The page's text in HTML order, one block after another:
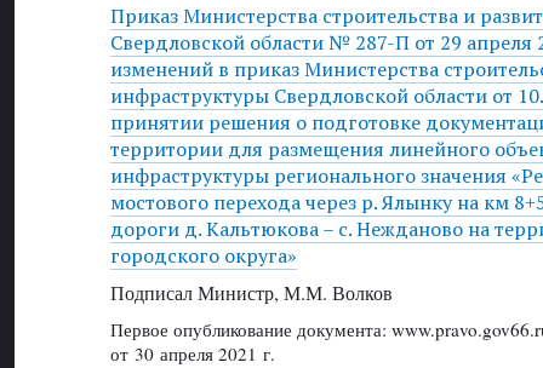
Приказ Министерства строительства и
Свердловской области № 287-П от 29 апреля
изменений в приказ Министерства
инфраструктуры Свердловской области от
принятии решения о подготовке
территории для размещения линейного
инфраструктуры регионального значения
мостового перехода через р. Ялынку на км
дороги д. Кальтюкова – с. Нежданово на
городского округа»
Подписал Министр, М.М. Волков
Первое опубликование документа:
от 30 апреля 2021 г.